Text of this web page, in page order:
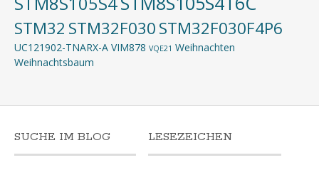
STM32 STM32F030STM32F030F4P6
UC121902-TNARX-A VIM878 VQE21 Weihnachten
Weihnachtsbaum
SUCHE IM BLOG LESEZEICHEN